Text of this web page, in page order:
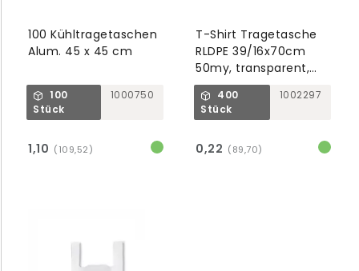
100 Kühltragetaschen
Alum. 45 x 45 cm
100
Stück
1000750
1,10 (109,52)
T-Shirt Tragetasche
RLDPE 39/16x70cm
50my, transparent,
100% recycelt
400
Stück
1002297
0,22 (89,70)